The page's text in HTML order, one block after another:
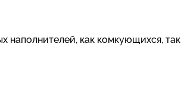
наполнителей, как комкующихся, так